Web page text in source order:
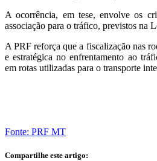
A ocorrência, em tese, envolve os
associação para o tráfico, previstos na
A PRF reforça que a fiscalização nas
e estratégica no enfrentamento ao
em rotas utilizadas para o transporte
Fonte: PRF MT
Compartilhe este artigo: